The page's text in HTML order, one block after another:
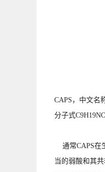
CAPS，中文名
分子式
通常CAPS在
当的弱酸和其